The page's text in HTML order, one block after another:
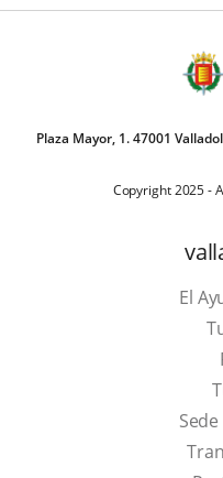
Plaza Mayor, 1. 47001
Copyright 2025 -
El